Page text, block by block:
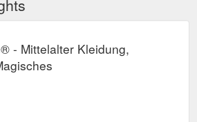
- Mittelalter Kleidung,